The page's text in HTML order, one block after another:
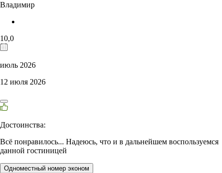
Владимир
10,0
июль 2026
12 июля 2026
Достоинства:
Всё понравилось... Надеюсь, что и в дальнейшем воспользуемся
данной гостиницей
Одноместный номер эконом